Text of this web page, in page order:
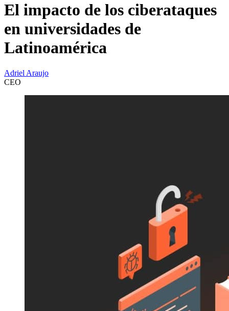
El impacto de los ciberataques
en universidades de
Latinoamérica
Adriel Araujo
CEO